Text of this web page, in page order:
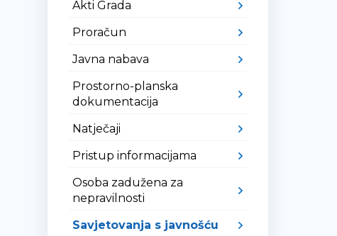
Akti Grada
Proračun
Javna nabava
Prostorno-planska
dokumentacija
Natječaji
Pristup informacijama
Osoba zadužena za
nepravilnosti
Savjetovanja s javnošću